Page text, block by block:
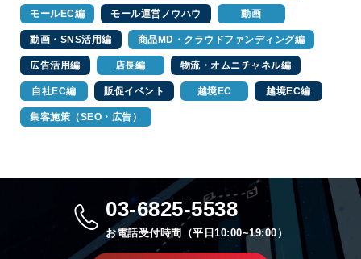
モールEC編 モール運営ノウハウ 動画
動画・SNS活用編 商品MD・クラウドファンディング編
広告活用編 店長編 物流・オムニチャネル編
自社EC編 販促イベント 越境EC 越境EC編
集客施策（SEO・広告）
03-6825-5538
お電話受付時間（平日10:00~19:00）